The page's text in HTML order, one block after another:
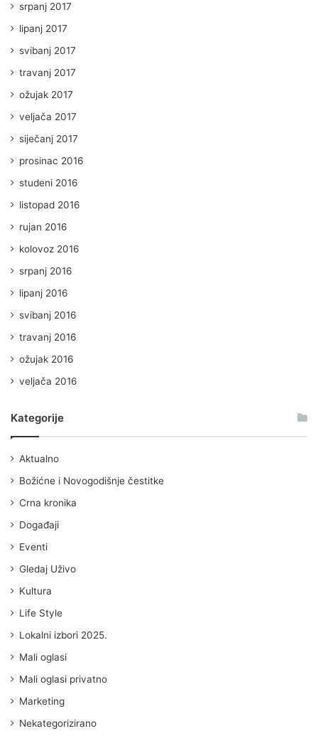
srpanj 2017
lipanj 2017
svibanj 2017
travanj 2017
ožujak 2017
veljača 2017
siječanj 2017
prosinac 2016
studeni 2016
listopad 2016
rujan 2016
kolovoz 2016
srpanj 2016
lipanj 2016
svibanj 2016
travanj 2016
ožujak 2016
veljača 2016
Kategorije
Aktualno
Božićne i Novogodišnje čestitke
Crna kronika
Događaji
Eventi
Gledaj Uživo
Kultura
Life Style
Lokalni izbori 2025.
Mali oglasi
Mali oglasi privatno
Marketing
Nekategorizirano